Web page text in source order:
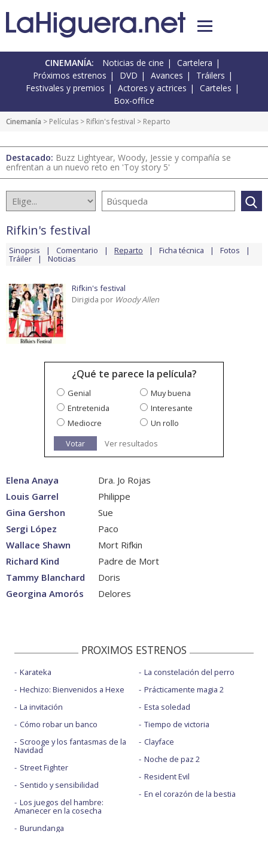
CINEMANÍA: Noticias de cine
Cartelera
Próximos estrenos
DVD Avances
Tráilers
Festivales y premios
Actores y actrices
Carteles
Box-office
Cinemanía > Películas > Rifkin's festival > Reparto
Destacado: Buzz Lightyear, Woody, Jessie y compañía se
enfrentan a un nuevo reto en 'Toy story 5'
Rifkin's festival
Sinopsis Comentario Reparto Ficha técnica Fotos
Tráiler Noticias
Rifkin's festival
Dirigida por Woody Allen
¿Qué te parece la película?
Genial
Muy buena
Entretenida
Interesante
Mediocre
Un rollo
Votar
Ver resultados
Elena Anaya
Dra. Jo Rojas
Louis Garrel
Philippe
Gina Gershon
Sue
Sergi López
Paco
Wallace Shawn
Mort Rifkin
Richard Kind
Padre de Mort
Tammy Blanchard
Doris
Georgina Amorós
Delores
PROXIMOS ESTRENOS
Karateka
Hechizo: Bienvenidos a Hexe
La invitación
Cómo robar un banco
Scrooge y los fantasmas de la
Navidad
Street Fighter
Sentido y sensibilidad
Los juegos del hambre:
Amanecer en la cosecha
Burundanga
La constelación del perro
Prácticamente magia 2
Esta soledad
Tiempo de victoria
Clayface
Noche de paz 2
Resident Evil
En el corazón de la bestia